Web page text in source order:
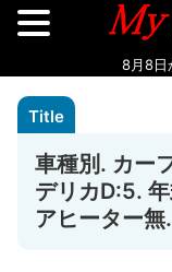
車種別. カー
デリカD:5.
アヒーター